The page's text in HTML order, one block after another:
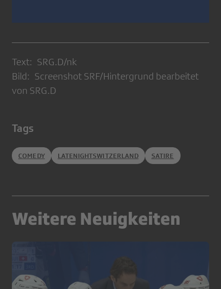
Text: SRG.D/nk
Bild: Screenshot SRF/Hintergrund bearbeitet
von SRG.D
Tags
COMEDY LATENIGHTSWITZERLAND SATIRE
Weitere Neuigkeiten